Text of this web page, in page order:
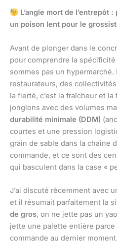
L’angle mort de l’entrepôt
un poison lent pour le
Avant de plonger dans le
pour comprendre la
sommes pas un
restaurateurs, des
la fierté, c’est la fraîcheur et
jonglons avec des volumes
durabilité minimale (DDM)
courtes et une pression
grain de sable dans la chaîne
commande, et ce sont des
qui basculent dans la case «
J’ai discuté récemment avec
et il résumait parfaitement la
de gros, on ne jette pas un
jette une palette entière parce
commande au dernier